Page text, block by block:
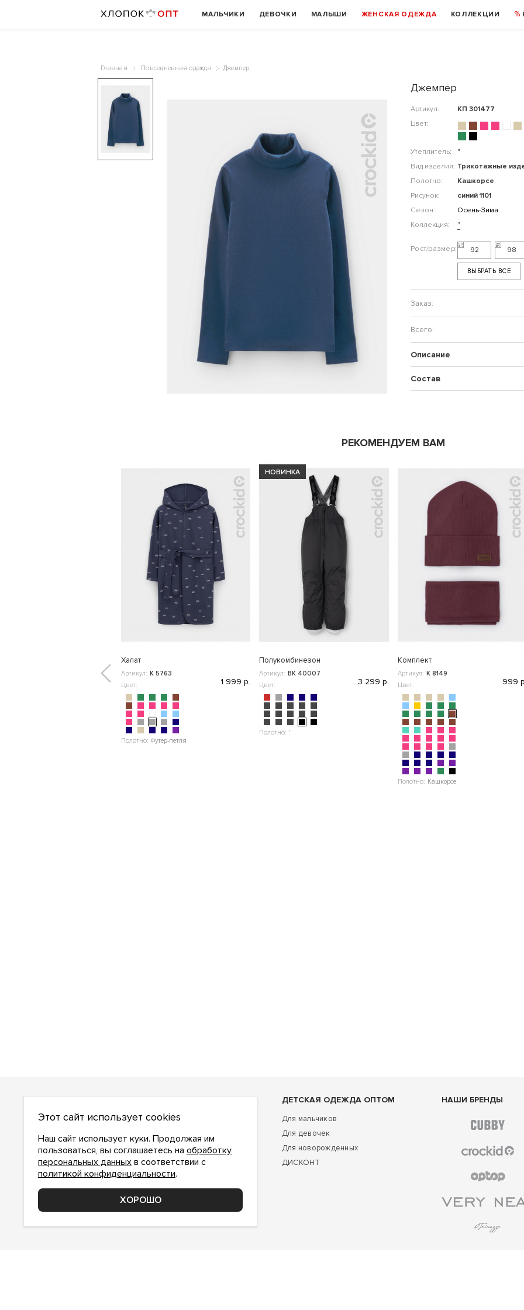
МАЛЬЧИКИ ДЕВОЧКИ МАЛЫШИ ЖЕНСКАЯ ОДЕЖДА КОЛЛЕКЦИИ
Главная Повседневная одежда Джемпер
Джемпер
Артикул:
КП 301477
Цвет:
Утеплитель:
"
Вид изделия: Трикотажные
Полотно:
Кашкорсе
Рисунок:
синий 1101
Сезон:
Осень-Зима
Коллекция:
"
92 98
ВЫБРАТЬ ВСЕ
Описание
Состав
РЕКОМЕНДУЕМ ВАМ
Халат
Артикул: К 5763
Цвет:
Полотно: Футер-петля
1 999 р.
НОВИНКА
Полукомбинезон
Артикул: ВК 40007
Цвет:
Полотно: "
3 299 р.
Комплект
Артикул: К 8149
Цвет:
Полотно: Кашкорсе
999
О НАС
О компании
Как сделать заказ
Условия работы
Доставка и оплата
Возврат
ДЕТСКАЯ ОДЕЖДА ОПТОМ
Для мальчиков
Для девочек
Для новорожденных
ДИСКОНТ
НАШИ БРЕНДЫ
Этот сайт использует cookies
Наш сайт использует куки. Продолжая им
пользоваться, вы соглашаетесь на обработку
персональных данных в соответствии с
политикой конфиденциальности.
ХОРОШО